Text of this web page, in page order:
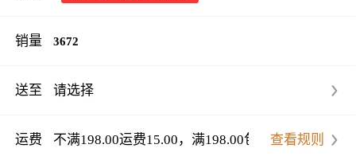
销量 3672
送至 请选择
运费 不满198.00运费15.00，满198.00包邮 查看规则